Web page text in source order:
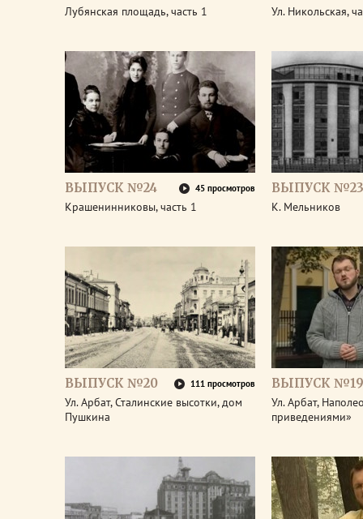
Лубянская площадь, часть 1 Ул. Никольская,
ВЫПУСК №24 45 просмотров
Крашенинниковы, часть 1
ВЫПУСК №23
К. Мельников
ВЫПУСК №20 111 просмотров
Ул. Арбат, Сталинские высотки, дом
Пушкина
ВЫПУСК №19
Ул. Арбат,
приведениями»